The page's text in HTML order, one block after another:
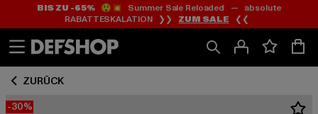
Zum
Inhalt
springen
Zum
Fußzeile
springen
BIS ZU -65%😲💥 Summer Sale Reloaded — absolute
RABATTESKALATION ❯❯ ZUM SALE ❮❮
ZURÜCK
-30%